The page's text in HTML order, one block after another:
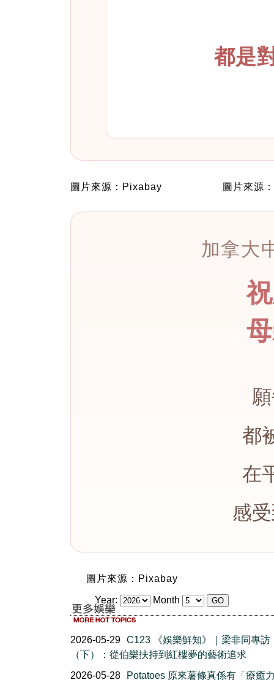
都是
圖片來源：Pixabay 圖片來源
加拿大
都
在
感
圖片來源：Pixabay
Year: Month
2026-05-29 C123 《娛樂鮮知》｜梁非同專訪
（下）：從伯樂扶持到紅樓夢的藝術追求
2026-05-28
Potatoes 原來薯條真係有「療癒